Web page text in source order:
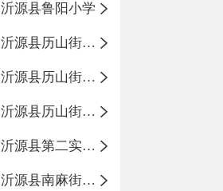
沂源县鲁阳小学
沂源县历山街道办事处振兴路小学
沂源县历山街道办事处荆山路小学
沂源县历山街道办事处鲁山路小学
沂源县第二实验中学
沂源县南麻街道办事处中心小学